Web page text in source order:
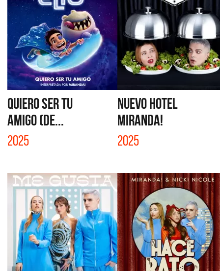
QUIERO SER TU
AMIGO (DE...
2025
NUEVO HOTEL
MIRANDA!
2025